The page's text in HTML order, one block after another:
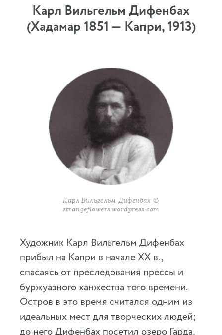
Карл Вильгельм Дифенбах
(Хадамар 1851 — Капри, 1913)
Карл Вильгельм Дифенбах ©
strangeflowers.wordpress.com
Художник Карл Вильгельм Дифенбах
прибыл на Капри в начале XX в.,
спасаясь от преследования прессы и
буржуазного ханжества того времени.
Остров в это время считался одним из
идеальных мест для творческих людей;
до него Дифенбах посетил озеро Гарда,